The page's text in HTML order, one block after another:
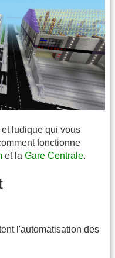
ludique qui vous
fonctionne
et la Gare Centrale.
l'automatisation des